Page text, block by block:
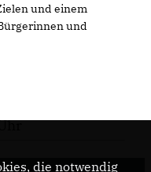
und einem
und
die notwendig